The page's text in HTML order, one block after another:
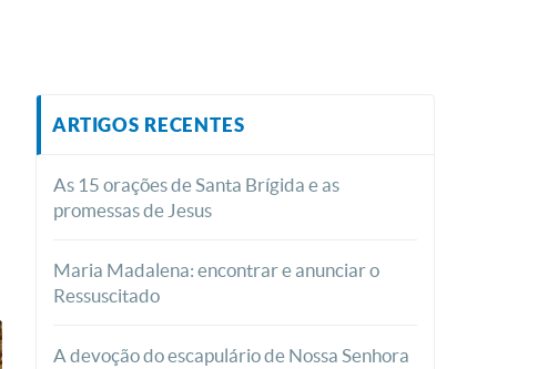
ARTIGOS RECENTES
As 15 orações de Santa Brígida e as
promessas de Jesus
Maria Madalena: encontrar e anunciar o
Ressuscitado
A devoção do escapulário de Nossa Senhora